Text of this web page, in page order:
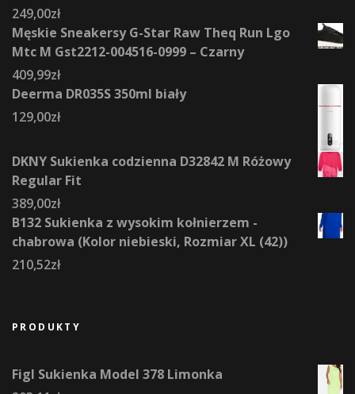
249,00zł
Męskie Sneakersy G-Star Raw Theq Run Lgo
Mtc M Gst2212-004516-0999 – Czarny
409,99zł
Deerma DR035S 350ml biały
129,00zł
DKNY Sukienka codzienna D32842 M Różowy
Regular Fit
389,00zł
B132 Sukienka z wysokim kołnierzem -
chabrowa (Kolor niebieski, Rozmiar XL (42))
210,52zł
PRODUKTY
Figl Sukienka Model 378 Limonka